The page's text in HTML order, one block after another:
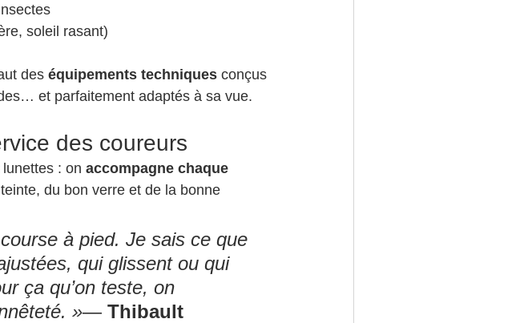
soleil rasant)
des équipements techniques conçus
et parfaitement adaptés à sa vue.
des coureurs
: on accompagne chaque
du bon verre et de la bonne
à pied. Je sais ce que
qui glissent ou qui
ça qu’on teste, on
»— Thibault